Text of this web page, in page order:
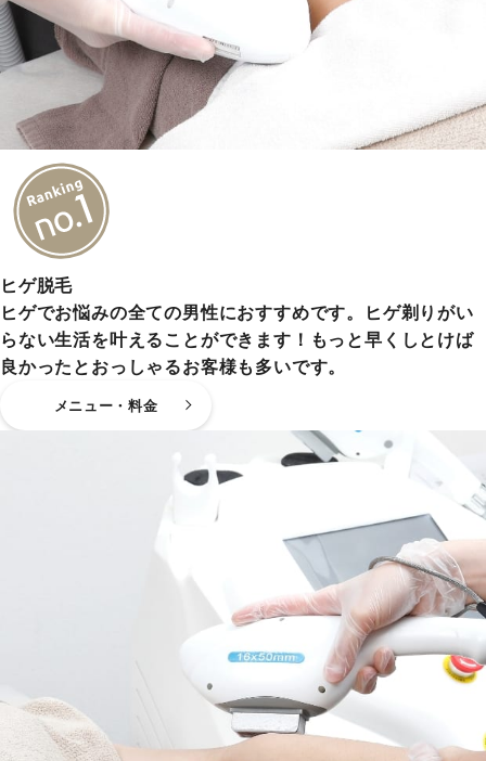
ヒゲ脱毛
ヒゲでお悩みの全ての男性におすすめです。ヒゲ剃りがい
らない生活を叶えることができます！もっと早くしとけば
良かったとおっしゃるお客様も多いです。
メニュー・料金